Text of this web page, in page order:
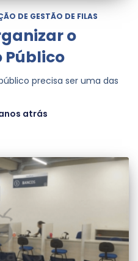
DE GESTÃO DE FILAS
o
Público
precisa ser uma das
atrás